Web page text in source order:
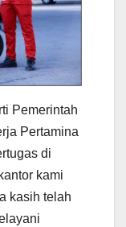
Pemerintah
Pertamina
di
kami
kasih telah